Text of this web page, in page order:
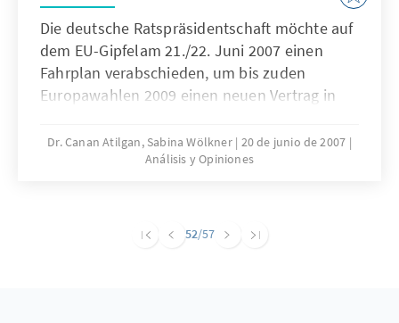
Die deutsche Ratspräsidentschaft möchte auf
dem EU-Gipfelam 21./22. Juni 2007 einen
Fahrplan verabschieden, um bis zuden
Europawahlen 2009 einen neuen Vertrag in
sich dabei nicht um den Verfassungsvertragin
seiner ursprünglichen Form handeln.
ebenfallsunwahrscheinlich. Welche Lösung
Dr. Canan Atilgan, Sabina Wölkner 20 de junio de 2007
Análisis y Opiniones
52/57